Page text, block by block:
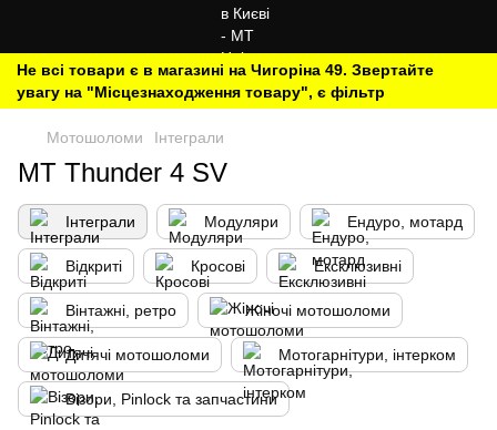
Не всі товари є в магазині на Чигоріна 49. Звертайте
увагу на "Місцезнаходження товару", є фільтр
Мотошоломи Інтеграли
MT Thunder 4 SV
Інтеграли Модуляри Ендуро, мотард
Відкриті Кросові Ексклюзивні
Вінтажні, ретро Жіночі мотошоломи
Дитячі мотошоломи Мотогарнітури, інтерком
Візори, Pinlock та запчастини